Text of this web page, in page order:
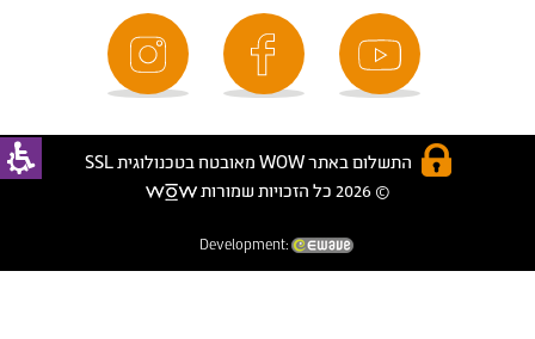
התשלום באתר WOW מאובטח בטכנולוגית SSL
© 2026 כל הזכויות שמורות
Development: